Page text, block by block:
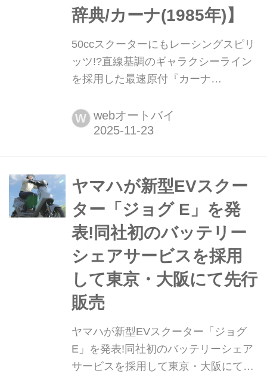
辞典/カーナ(1985年)】
50ccスクーターにもレーシングスピリ
ッツ!?︎直線基調のギャラクシーライン
を採用した最速原付『カーナ
イク今昔辞典/カーナ(1985年)】 今と
なってはなかなか見ることが難しくな
代バイクを振り返りながら、もし「今
のバイクに例えるなら...?」と、編集部
岩瀬が独断と偏見で選んでみたいと思
います。今回はスポーティスクーター
というジャンルを確立した50c...
W webオートバイ
ヤマハが新型EVスクー
ター「ジョグ E」を発
表!同社初のバッテリー
シェアサービスを採用
して東京・大阪にて先行
販売
ヤマハが新型EVスクーター「ジョグ
E」を発表!同社初のバッテリーシェア
サービスを採用して東京・大阪にて先